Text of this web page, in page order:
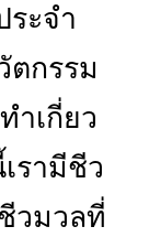
ะจำ
ตกรรม
ำเกี่ยว
รามีชีว
วมวลที่